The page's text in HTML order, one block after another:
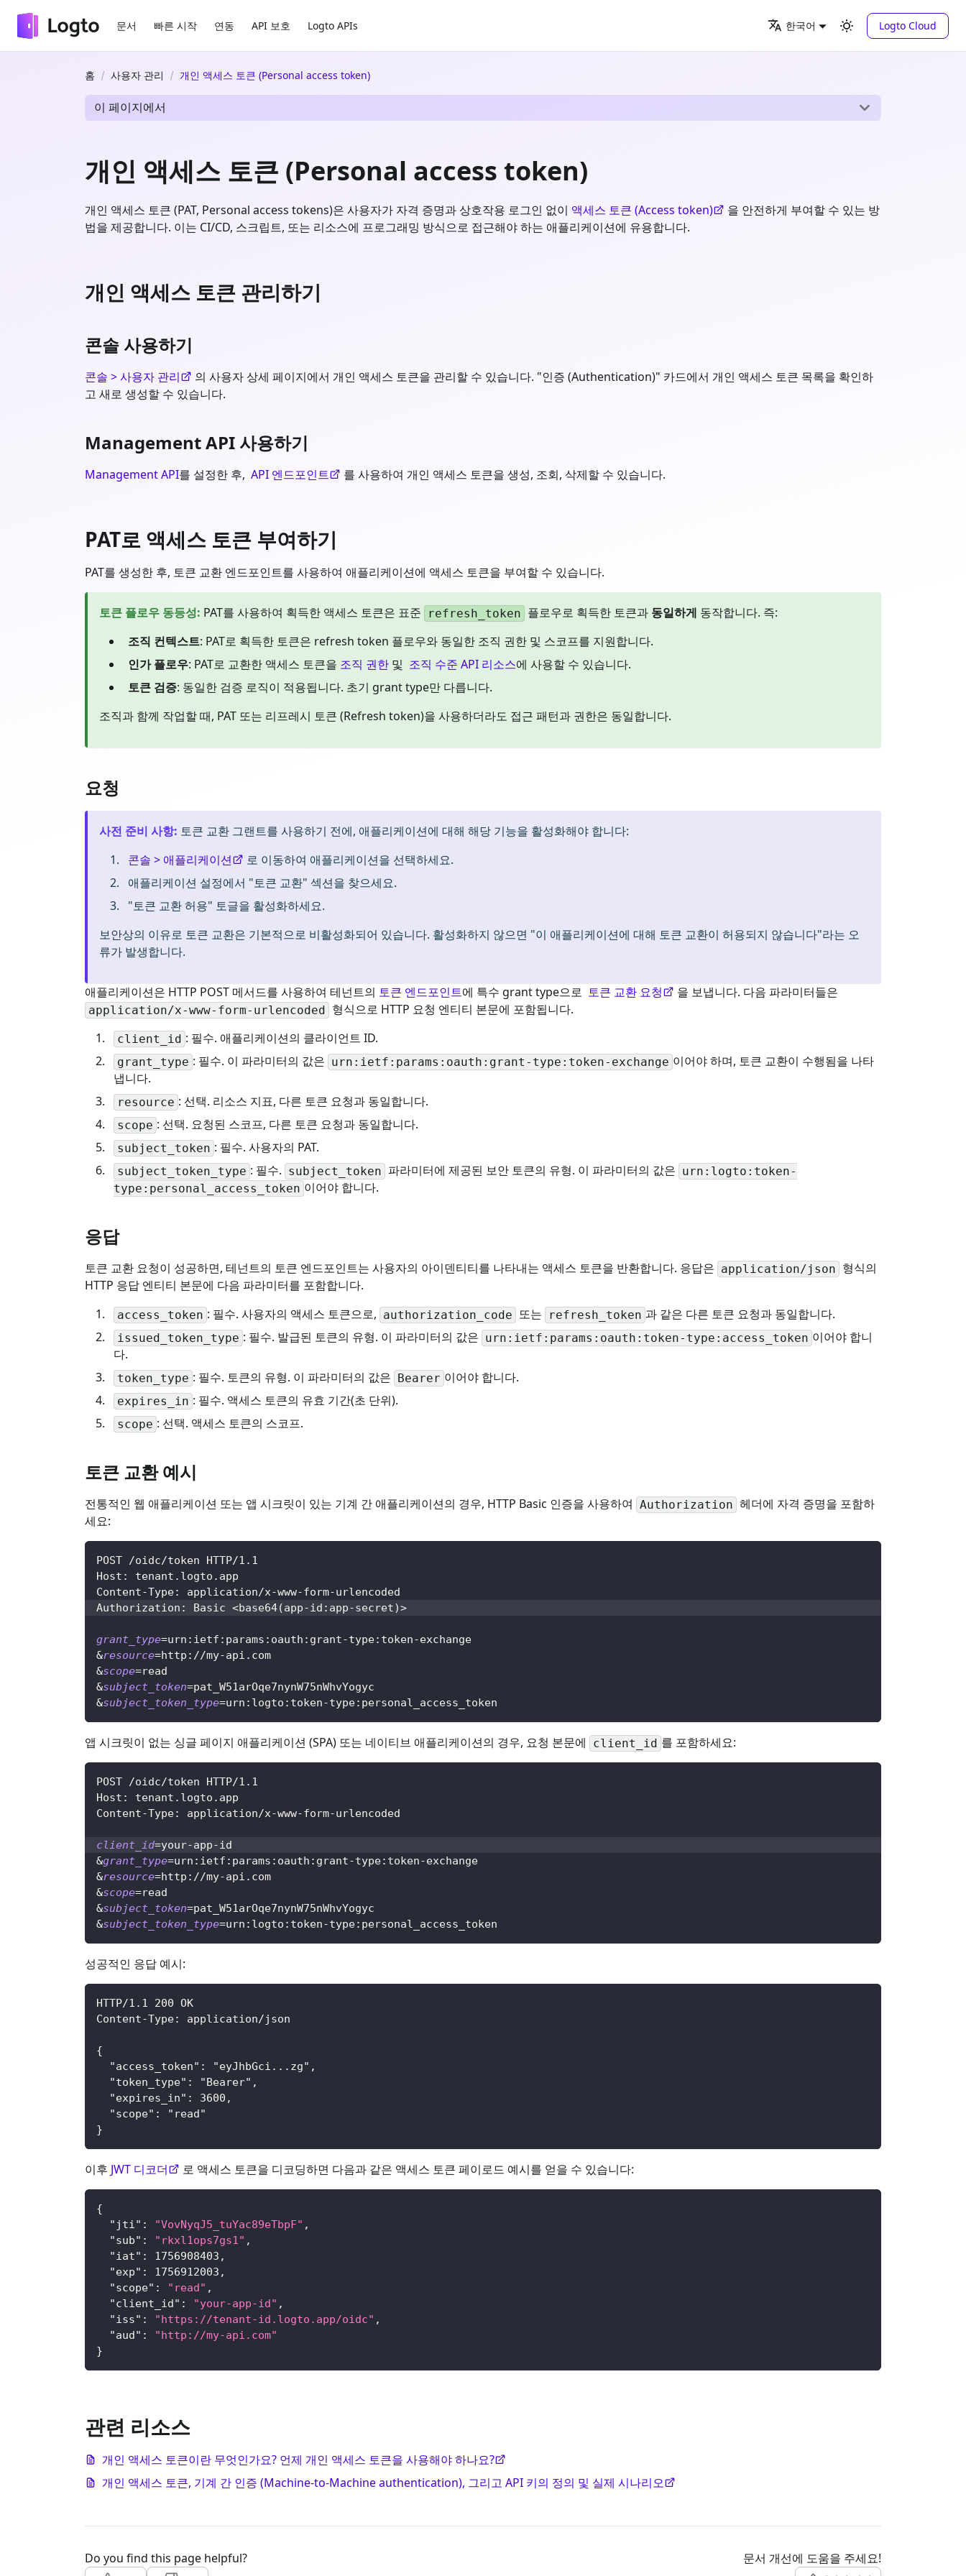
문서 빠른 시작 연동 API 보호 Logto APIs 한국어 Logto Cloud
홈 사용자 관리 개인 액세스 토큰 (Personal access token)
이 페이지에서
개인 액세스 토큰 (Personal access token)
개인 액세스 토큰 (PAT, Personal access tokens)은 사용자가 자격 증명과 상호작용 로그인 없이 액세스 토큰 (Access token)
을 안전하게 부여할 수 있는 방
법을 제공합니다. 이는 CI/CD, 스크립트, 또는 리소스에 프로그래밍 방식으로 접근해야 하는 애플리케이션에 유용합니다.
개인 액세스 토큰 관리하기
콘솔 사용하기
콘솔 > 사용자 관리
의 사용자 상세 페이지에서 개인 액세스 토큰을 관리할 수 있습니다. "인증 (Authentication)" 카드에서 개인 액세스 토큰 목록을 확인하
고 새로 생성할 수 있습니다.
Management API 사용하기
Management API를 설정한 후, API 엔드포인트 를 사용하여 개인 액세스 토큰을 생성, 조회, 삭제할 수 있습니다.
PAT로 액세스 토큰 부여하기
PAT를 생성한 후, 토큰 교환 엔드포인트를 사용하여 애플리케이션에 액세스 토큰을 부여할 수 있습니다.
토큰 플로우 동등성: PAT를 사용하여 획득한 액세스 토큰은 표준 refresh_token 플로우로 획득한 토큰과 동일하게 동작합니다. 즉:
조직 컨텍스트: PAT로 획득한 토큰은 refresh token 플로우와 동일한 조직 권한 및 스코프를 지원합니다.
인가 플로우: PAT로 교환한 액세스 토큰을 조직 권한 및 조직 수준 API 리소스에 사용할 수 있습니다.
토큰 검증: 동일한 검증 로직이 적용됩니다. 초기 grant type만 다릅니다.
조직과 함께 작업할 때, PAT 또는 리프레시 토큰 (Refresh token)을 사용하더라도 접근 패턴과 권한은 동일합니다.
요청
사전 준비 사항: 토큰 교환 그랜트를 사용하기 전에, 애플리케이션에 대해 해당 기능을 활성화해야 합니다:
콘솔 > 애플리케이션
로 이동하여 애플리케이션을 선택하세요.
애플리케이션 설정에서 "토큰 교환" 섹션을 찾으세요.
"토큰 교환 허용" 토글을 활성화하세요.
보안상의 이유로 토큰 교환은 기본적으로 비활성화되어 있습니다. 활성화하지 않으면 "이 애플리케이션에 대해 토큰 교환이 허용되지 않습니다"라는 오
류가 발생합니다.
애플리케이션은 HTTP POST 메서드를 사용하여 테넌트의 토큰 엔드포인트에 특수 grant type으로 토큰 교환 요청 을 보냅니다. 다음 파라미터들은
application/x-www-form-urlencoded 형식으로 HTTP 요청 엔티티 본문에 포함됩니다.
client_id : 필수. 애플리케이션의 클라이언트 ID.
grant_type : 필수. 이 파라미터의 값은 urn:ietf:params:oauth:grant-type:token-exchange 이어야 하며, 토큰 교환이 수행됨을 나타
냅니다.
resource : 선택. 리소스 지표, 다른 토큰 요청과 동일합니다.
scope : 선택. 요청된 스코프, 다른 토큰 요청과 동일합니다.
subject_token : 필수. 사용자의 PAT.
subject_token_type : 필수. subject_token 파라미터에 제공된 보안 토큰의 유형. 이 파라미터의 값은 urn:logto:token-
type:personal_access_token 이어야 합니다.
응답
토큰 교환 요청이 성공하면, 테넌트의 토큰 엔드포인트는 사용자의 아이덴티티를 나타내는 액세스 토큰을 반환합니다. 응답은 application/json 형식의
HTTP 응답 엔티티 본문에 다음 파라미터를 포함합니다.
access_token : 필수. 사용자의 액세스 토큰으로, authorization_code 또는 refresh_token 과 같은 다른 토큰 요청과 동일합니다.
issued_token_type : 필수. 발급된 토큰의 유형. 이 파라미터의 값은 urn:ietf:params:oauth:token-type:access_token 이어야 합니
다.
token_type : 필수. 토큰의 유형. 이 파라미터의 값은 Bearer 이어야 합니다.
expires_in : 필수. 액세스 토큰의 유효 기간(초 단위).
scope : 선택. 액세스 토큰의 스코프.
토큰 교환 예시
전통적인 웹 애플리케이션 또는 앱 시크릿이 있는 기계 간 애플리케이션의 경우, HTTP Basic 인증을 사용하여 Authorization 헤더에 자격 증명을 포함하
세요:
POST /oidc/token HTTP/1.1
Host: tenant.logto.app
Content-Type: application/x-www-form-urlencoded
Authorization: Basic <base64(app-id:app-secret)>
grant_type=urn:ietf:params:oauth:grant-type:token-exchange
&resource=http://my-api.com
&scope=read
&subject_token=pat_W51arOqe7nynW75nWhvYogyc
&subject_token_type=urn:logto:token-type:personal_access_token
앱 시크릿이 없는 싱글 페이지 애플리케이션 (SPA) 또는 네이티브 애플리케이션의 경우, 요청 본문에 client_id 를 포함하세요:
POST /oidc/token HTTP/1.1
Host: tenant.logto.app
Content-Type: application/x-www-form-urlencoded
client_id=your-app-id
&grant_type=urn:ietf:params:oauth:grant-type:token-exchange
&resource=http://my-api.com
&scope=read
&subject_token=pat_W51arOqe7nynW75nWhvYogyc
&subject_token_type=urn:logto:token-type:personal_access_token
성공적인 응답 예시:
HTTP/1.1 200 OK
Content-Type: application/json
{
  "access_token": "eyJhbGci...zg",
  "token_type": "Bearer",
  "expires_in": 3600,
  "scope": "read"
}
이후 JWT 디코더 로 액세스 토큰을 디코딩하면 다음과 같은 액세스 토큰 페이로드 예시를 얻을 수 있습니다:
{
"jti" : "VovNyqJ5_tuYac89eTbpF" ,
"sub" : "rkxl1ops7gs1" ,
"iat" : 1756908403 ,
"exp" : 1756912003 ,
"scope" : "read" ,
"client_id" : "your-app-id" ,
"iss" : "https://tenant-id.logto.app/oidc" ,
"aud" :
"http://my-api.com"
}
관련 리소스
개인 액세스 토큰이란 무엇인가요? 언제 개인 액세스 토큰을 사용해야 하나요?
개인 액세스 토큰, 기계 간 인증 (Machine-to-Machine authentication), 그리고 API 키의 정의 및 실제 시나리오
Do you find this page helpful? 문서 개선에 도움을 주세요!